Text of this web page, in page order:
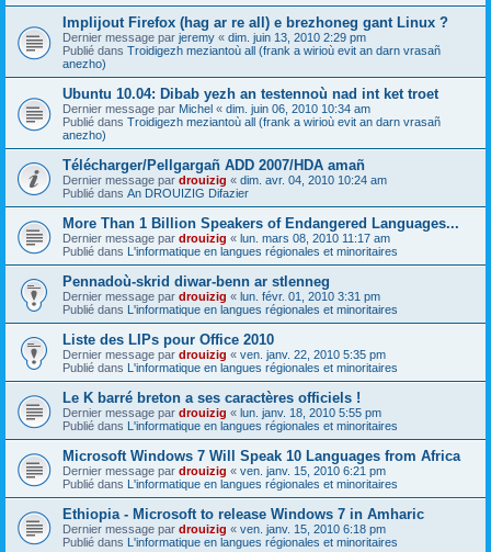
Implijout Firefox (hag ar re all) e brezhoneg gant Linux ?
Dernier message par jeremy « dim. juin 13, 2010 2:29 pm
Publié dans Troidigezh meziantoù all (frank a wirioù evit an darn vrasañ
anezho)
Ubuntu 10.04: Dibab yezh an testennoù nad int ket troet
Dernier message par Michel « dim. juin 06, 2010 10:34 am
Publié dans Troidigezh meziantoù all (frank a wirioù evit an darn vrasañ
anezho)
Télécharger/Pellgargañ ADD 2007/HDA amañ
Dernier message par drouizig « dim. avr. 04, 2010 10:24 am
Publié dans An DROUIZIG Difazier
More Than 1 Billion Speakers of Endangered Languages...
Dernier message par drouizig « lun. mars 08, 2010 11:17 am
Publié dans L'informatique en langues régionales et minoritaires
Pennadoù-skrid diwar-benn ar stlenneg
Dernier message par drouizig « lun. févr. 01, 2010 3:31 pm
Publié dans L'informatique en langues régionales et minoritaires
Liste des LIPs pour Office 2010
Dernier message par drouizig « ven. janv. 22, 2010 5:35 pm
Publié dans L'informatique en langues régionales et minoritaires
Le K barré breton a ses caractères officiels !
Dernier message par drouizig « lun. janv. 18, 2010 5:55 pm
Publié dans L'informatique en langues régionales et minoritaires
Microsoft Windows 7 Will Speak 10 Languages from Africa
Dernier message par drouizig « ven. janv. 15, 2010 6:21 pm
Publié dans L'informatique en langues régionales et minoritaires
Ethiopia - Microsoft to release Windows 7 in Amharic
Dernier message par drouizig « ven. janv. 15, 2010 6:18 pm
Publié dans L'informatique en langues régionales et minoritaires